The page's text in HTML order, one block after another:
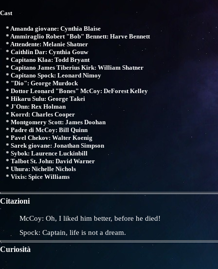
Cast
* Amanda giovane: Cynthia Blaise
* Ammiraglio Robert "Bob" Bennett: Harve Bennett
* Attendente: Melanie Shatner
* Caithlin Dar: Cynthia Gouw
* Capitano Klaa: Todd Bryant
* Capitano James Tiberius Kirk: William Shatner
* Capitano Spock: Leonard Nimoy
* "Dio": George Murdock
* Dottor Leonard "Bones" McCoy: DeForest Kelley
* Hikaru Sulu: George Takei
* J'Onn: Rex Holman
* Korrd: Charles Cooper
* Montgomery Scott: James Doohan
* Padre di McCoy: Bill Quinn
* Pavel Chekov: Walter Koenig
* Sarek giovane: Jonathan Simpson
* Sybok: Laurence Luckinbill
* Talbot St. John: David Warner
* Uhura: Nichelle Nichols
* Vixis: Spice Williams
Citazioni
McCoy: Oh, I liked him better, before he died!
Spock: Captain, life is not a dream.
Curiosità